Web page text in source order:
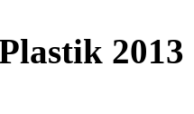
2013